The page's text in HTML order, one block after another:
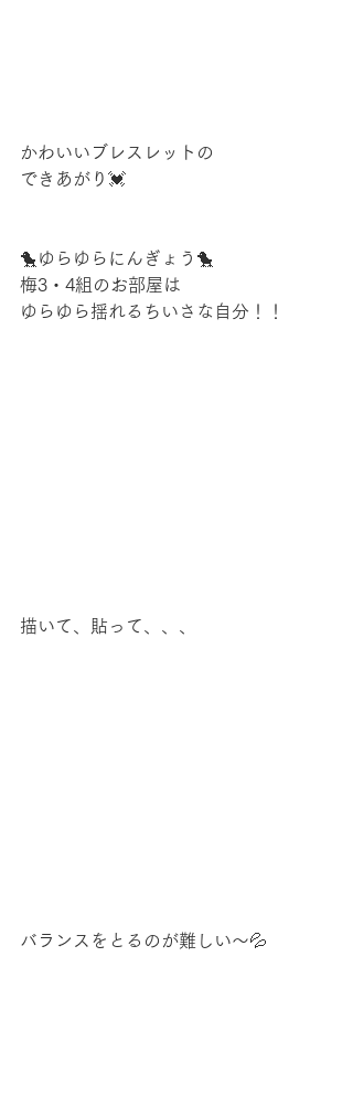
かわいいブレスレットの
できあがり💓
🐤ゆらゆらにんぎょう🐤
梅3・4組のお部屋は
ゆらゆら揺れるちいさな自分！！
描いて、貼って、、、
バランスをとるのが難しい～💦